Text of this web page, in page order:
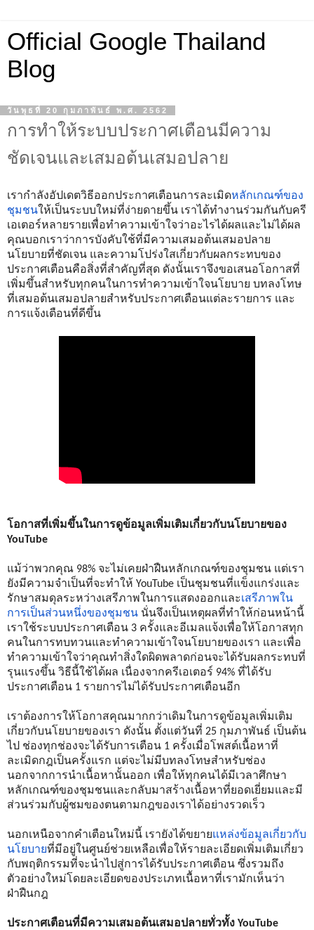
Official Google Thailand
Blog
วันพุธที่ 20 กุมภาพันธ์ พ.ศ. 2562
การทำให้ระบบประกาศเตือนมีความ
ชัดเจนและเสมอต้นเสมอปลาย
เรากำลังอัปเดตวิธีออกประกาศเตือนการละเมิดหลักเกณฑ์ของ
ชุมชน ให้เป็นระบบใหม่ที่ง่ายดายขึ้น เราได้ทำงานร่วมกันกับครี
เอเตอร์หลายรายเพื่อทำความเข้าใจว่าอะไรได้ผลและไม่ได้ผล
คุณบอกเราว่าการบังคับใช้ที่มีความเสมอต้นเสมอปลาย
นโยบายที่ชัดเจน และความโปร่งใสเกี่ยวกับผลกระทบของ
ประกาศเตือนคือสิ่งที่สำคัญที่สุด ดังนั้นเราจึงขอเสนอโอกาสที่
เพิ่มขึ้นสำหรับทุกคนในการทำความเข้าใจนโยบาย บทลงโทษ
ที่เสมอต้นเสมอปลายสำหรับประกาศเตือนแต่ละรายการ และ
การแจ้งเตือนที่ดีขึ้น
โอกาสที่เพิ่มขึ้นในการดูข้อมูลเพิ่มเติมเกี่ยวกับนโยบายของ
YouTube
แม้ว่าพวกคุณ 98% จะไม่เคยฝ่าฝืนหลักเกณฑ์ของชุมชน แต่เรา
ยังมีความจำเป็นที่จะทำให้ YouTube เป็นชุมชนที่แข็งแกร่งและ
รักษาสมดุลระหว่างเสรีภาพในการแสดงออกและเสรีภาพใน
การเป็นส่วนหนึ่งของชุมชน นั่นจึงเป็นเหตุผลที่ทำให้ก่อนหน้านี้
เราใช้ระบบประกาศเตือน 3 ครั้งและอีเมลแจ้งเพื่อให้โอกาสทุก
คนในการทบทวนและทำความเข้าใจนโยบายของเรา และเพื่อ
ทำความเข้าใจว่าคุณทำสิ่งใดผิดพลาดก่อนจะได้รับผลกระทบที่
รุนแรงขึ้น วิธีนี้ใช้ได้ผล เนื่องจากครีเอเตอร์ 94% ที่ได้รับ
ประกาศเตือน 1 รายการไม่ได้รับประกาศเตือนอีก
เราต้องการให้โอกาสคุณมากกว่าเดิมในการดูข้อมูลเพิ่มเติม
เกี่ยวกับนโยบายของเรา ดังนั้น ตั้งแต่วันที่ 25 กุมภาพันธ์ เป็นต้น
ไป ช่องทุกช่องจะได้รับการเตือน 1 ครั้งเมื่อโพสต์เนื้อหาที่
ละเมิดกฎเป็นครั้งแรก แต่จะไม่มีบทลงโทษสำหรับช่อง
นอกจากการนำเนื้อหานั้นออก เพื่อให้ทุกคนได้มีเวลาศึกษา
หลักเกณฑ์ของชุมชนและกลับมาสร้างเนื้อหาที่ยอดเยี่ยมและมี
ส่วนร่วมกับผู้ชมของตนตามกฎของเราได้อย่างรวดเร็ว
นอกเหนือจากคำเตือนใหม่นี้ เรายังได้ขยายแหล่งข้อมูลเกี่ยวกับ
นโยบายที่มีอยู่ในศูนย์ช่วยเหลือเพื่อให้รายละเอียดเพิ่มเติมเกี่ยว
กับพฤติกรรมที่จะนำไปสู่การได้รับประกาศเตือน ซึ่งรวมถึง
ตัวอย่างใหม่โดยละเอียดของประเภทเนื้อหาที่เรามักเห็นว่า
ฝ่าฝืนกฎ
ประกาศเตือนที่มีความเสมอต้นเสมอปลายทั่วทั้ง YouTube